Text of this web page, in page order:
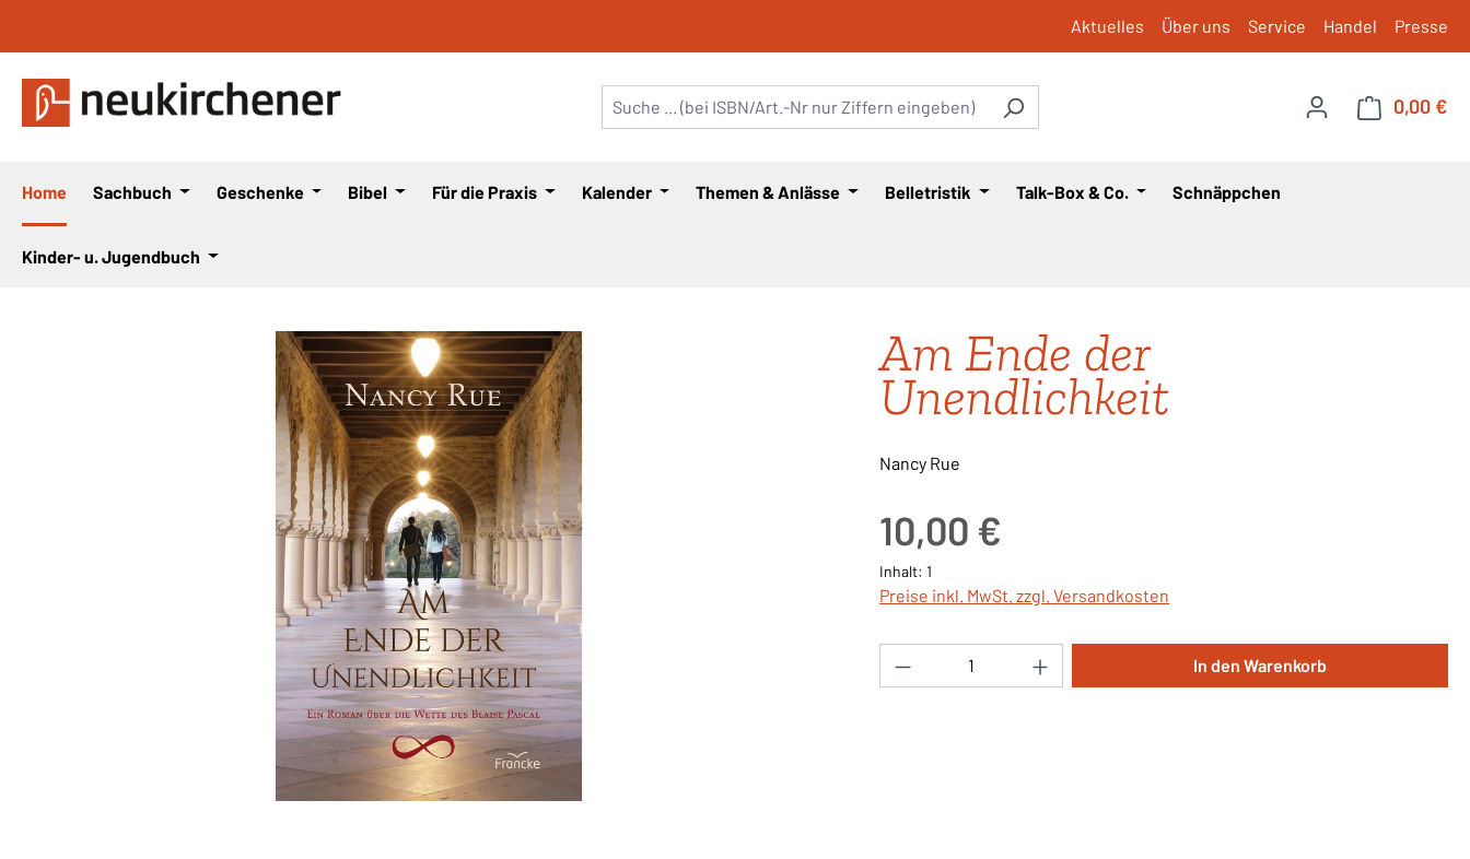
Aktuelles Über uns Service Handel Presse
0,00 €
Home Sachbuch Geschenke Bibel Für die Praxis Kalender Themen & Anlässe Belletristik Talk-Box & Co. Schnäppchen
Kinder- u. Jugendbuch
Am Ende der
Unendlichkeit
Nancy Rue
10,00 €
Inhalt: 1
Preise inkl. MwSt. zzgl. Versandkosten
Produkt Anzahl: Gib den gewünschten Wert ein
In den Warenkorb